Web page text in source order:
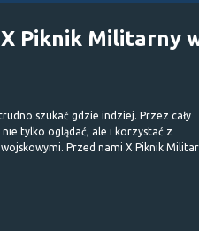
Piknik Militarny
szukać gdzie indziej. Przez cały
tylko oglądać, ale i korzystać z
Przed nami X Piknik